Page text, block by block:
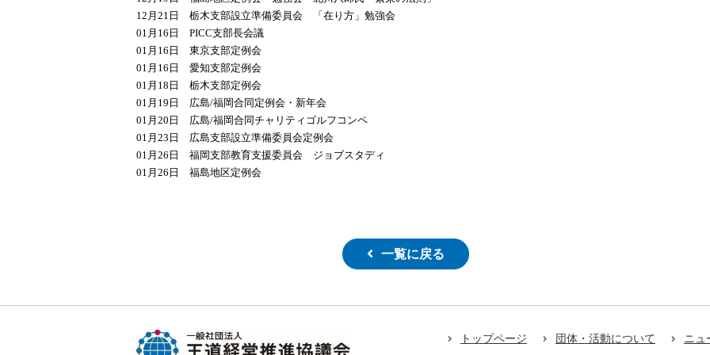
12月21日 栃木支部設立準備委員会 「在り方」勉強会
01月16日 PICC支部長会議
01月16日 東京支部定例会
01月16日 愛知支部定例会
01月18日 栃木支部定例会
01月19日 広島/福岡合同定例会・新年会
01月20日 広島/福岡合同チャリティゴルフコンペ
01月23日 広島支部設立準備委員会定例会
01月26日 福岡支部教育支援委員会 ジョブスタディ
01月26日 福島地区定例会
一覧に戻る
トップページ 団体・活動について ニュ